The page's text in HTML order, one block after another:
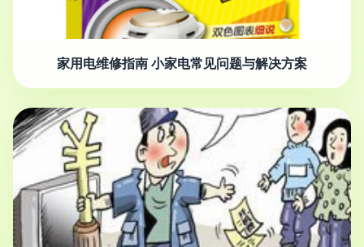
家用电维修指南 小家电常见问题与解决方案